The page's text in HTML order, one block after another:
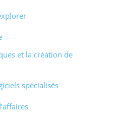
et la création de
spécialisés